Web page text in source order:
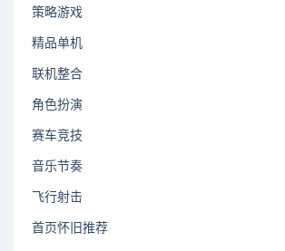
策略游戏
精品单机
联机整合
角色扮演
赛车竞技
音乐节奏
飞行射击
首页怀旧推荐